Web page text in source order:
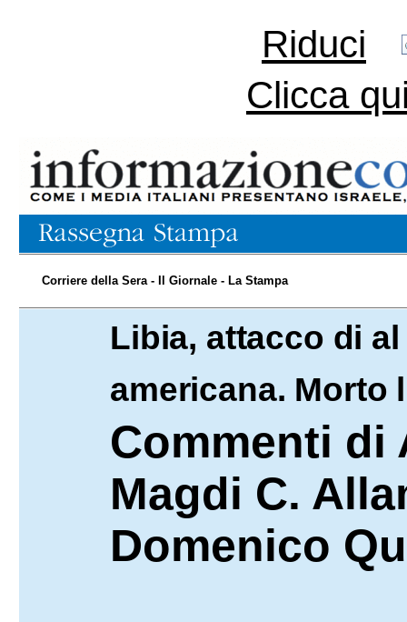
Riduci
Clicca
Corriere della Sera - Il Giornale - La Stampa
Libia, attacco di
americana. Morto
Commenti di
Magdi C.
Domenico